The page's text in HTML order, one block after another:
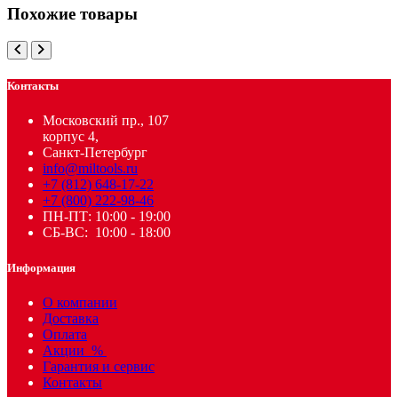
Похожие товары
Контакты
Московский пр., 107
корпус 4,
Санкт-Петербург
info@miltools.ru
+7 (812) 648-17-22
+7 (800) 222-98-46
ПН-ПТ: 10:00 - 19:00
СБ-ВС: 10:00 - 18:00
Информация
О компании
Доставка
Оплата
Акции %
Гарантия и сервис
Контакты